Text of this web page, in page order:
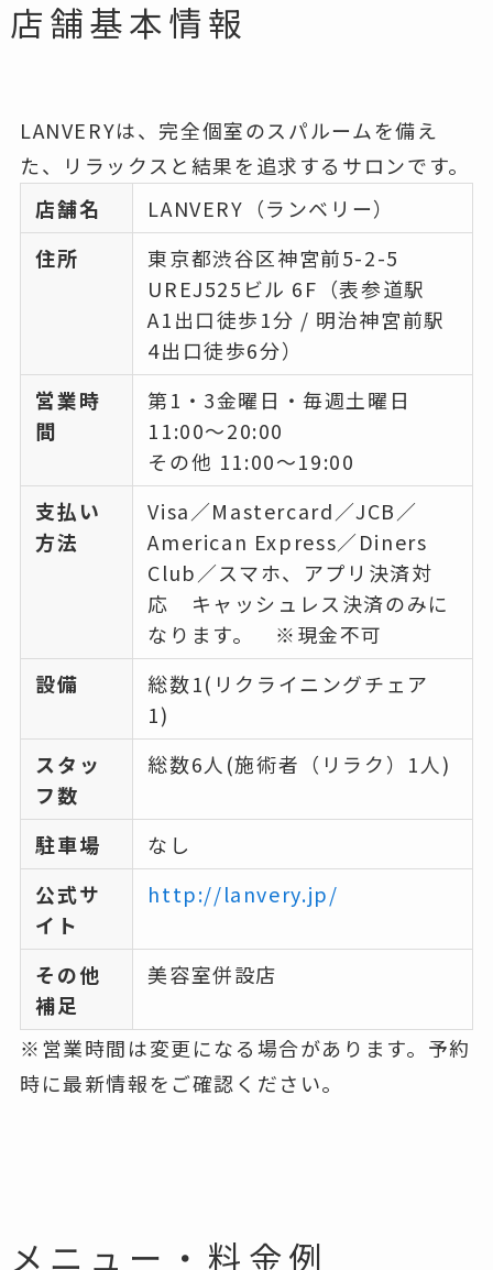
店舗基本情報
LANVERYは、完全個室のスパルームを備え
た、リラックスと結果を追求するサロンです。
店舗名
LANVERY（ランベリー）
住所
東京都渋谷区神宮前5-2-5
UREJ525ビル 6F（表参道駅
A1出口徒歩1分 / 明治神宮前駅
4出口徒歩6分）
営業時
間
第1・3金曜日・毎週土曜日
11:00～20:00
その他 11:00～19:00
支払い
方法
Visa／Mastercard／JCB／
American Express／Diners
Club／スマホ、アプリ決済対
応 キャッシュレス決済のみに
なります。 ※現金不可
設備
総数1(リクライニングチェア
1)
スタッ
フ数
総数6人(施術者（リラク）1人)
駐車場
なし
公式サ
イト
http://lanvery.jp/
その他
補足
美容室併設店
※営業時間は変更になる場合があります。予約
時に最新情報をご確認ください。
メニュー・料金例